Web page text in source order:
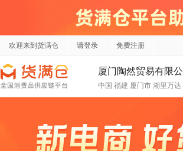
欢迎来到货满仓 请登录 免费注册
厦门陶然贸易有限公
司
中国 福建 厦门市 湖里万达